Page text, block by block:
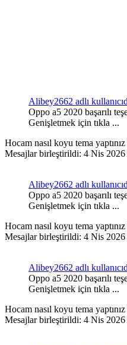
Alibey2662 adlı
Oppo a5 2020 başarılı
Genişletmek için tıkla ...
Hocam nasıl koyu tema
Mesajlar birleştirildi: 4 Nis 2026
Alibey2662 adlı
Oppo a5 2020 başarılı
Genişletmek için tıkla ...
Hocam nasıl koyu tema
Mesajlar birleştirildi: 4 Nis 2026
Alibey2662 adlı
Oppo a5 2020 başarılı
Genişletmek için tıkla ...
Hocam nasıl koyu tema
Mesajlar birleştirildi: 4 Nis 2026